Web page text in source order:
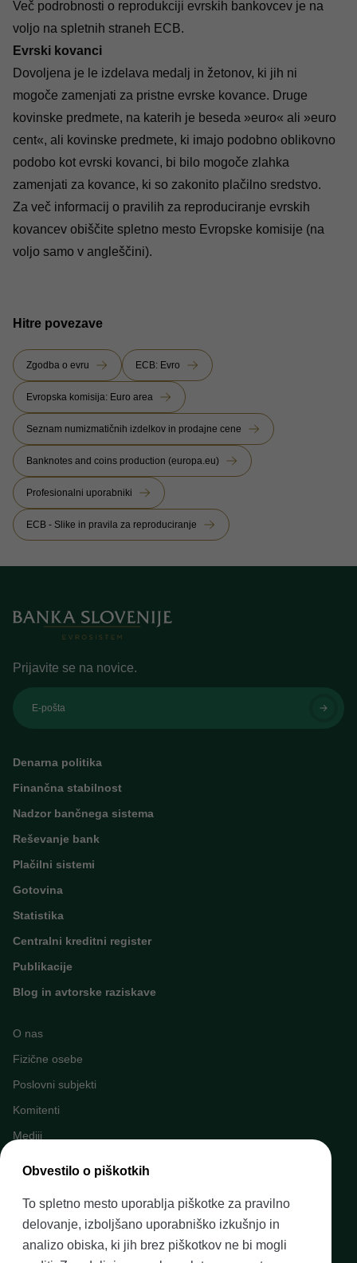
Več podrobnosti o reprodukciji evrskih bankovcev je na
voljo na spletnih straneh ECB.
Evrski kovanci
Dovoljena je le izdelava medalj in žetonov, ki jih ni
mogoče zamenjati za pristne evrske kovance. Druge
kovinske predmete, na katerih je beseda »euro« ali »euro
cent«, ali kovinske predmete, ki imajo podobno oblikovno
podobo kot evrski kovanci, bi bilo mogoče zlahka
zamenjati za kovance, ki so zakonito plačilno sredstvo.
Za več informacij o pravilih za reproduciranje evrskih
kovancev obiščite spletno mesto Evropske komisije (na
voljo samo v angleščini).
Hitre povezave
Zgodba o evru ECB: Evro
Evropska komisija: Euro area
Seznam numizmatičnih izdelkov in prodajne cene
Banknotes and coins production (europa.eu)
Profesionalni uporabniki
ECB - Slike in pravila za reproduciranje
Prijavite se na novice.
E-pošta
Denarna politika
Finančna stabilnost
Nadzor bančnega sistema
Reševanje bank
Plačilni sistemi
Gotovina
Statistika
Centralni kreditni register
Publikacije
Blog in avtorske raziskave
O nas
Fizične osebe
Poslovni subjekti
Komitenti
Mediji
Finančno opismenjevanje
Pravni okvir
Obvestilo o piškotkih
To spletno mesto uporablja piškotke za pravilno
delovanje, izboljšano uporabniško izkušnjo in
analizo obiska, ki jih brez piškotkov ne bi mogli